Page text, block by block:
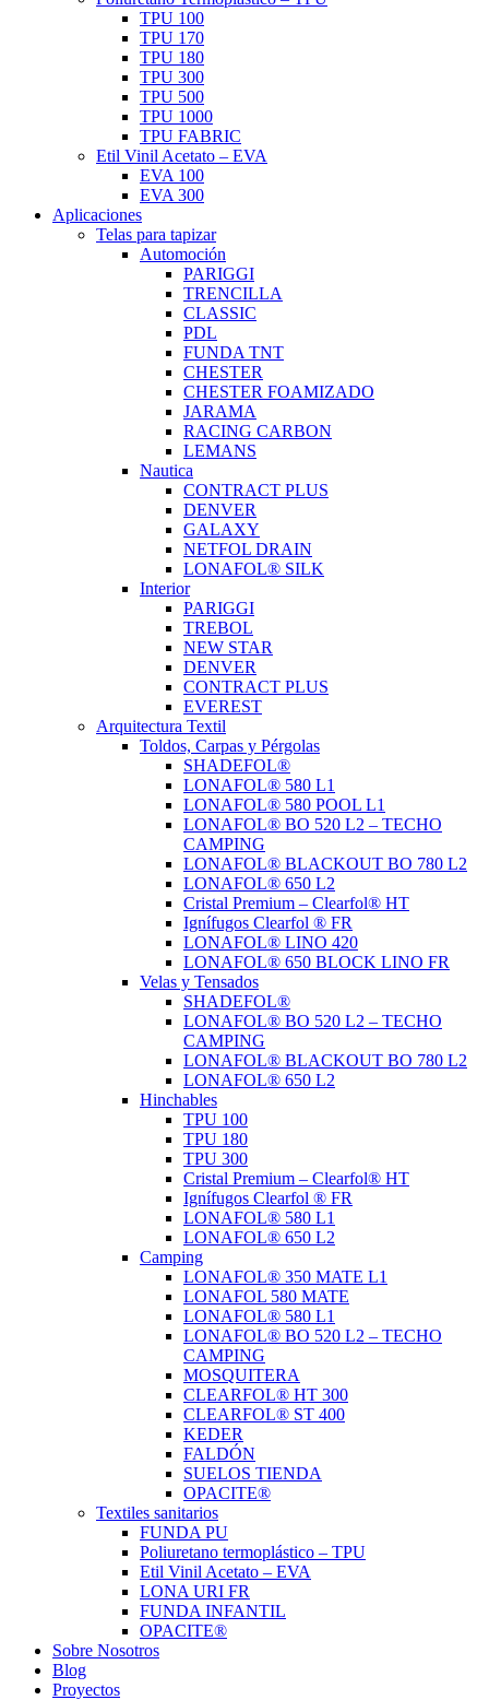
TPU 100
TPU 170
TPU 180
TPU 300
TPU 500
TPU 1000
TPU FABRIC
Etil Vinil Acetato – EVA
EVA 100
EVA 300
Aplicaciones
Telas para tapizar
Automoción
PARIGGI
TRENCILLA
CLASSIC
PDL
FUNDA TNT
CHESTER
CHESTER FOAMIZADO
JARAMA
RACING CARBON
LEMANS
Nautica
CONTRACT PLUS
DENVER
GALAXY
NETFOL DRAIN
LONAFOL® SILK
Interior
PARIGGI
TREBOL
NEW STAR
DENVER
CONTRACT PLUS
EVEREST
Arquitectura Textil
Toldos, Carpas y Pérgolas
SHADEFOL®
LONAFOL® 580 L1
LONAFOL® 580 POOL L1
LONAFOL® BO 520 L2 – TECHO
CAMPING
LONAFOL® BLACKOUT BO 780 L2
LONAFOL® 650 L2
Cristal Premium – Clearfol® HT
Ignífugos Clearfol ® FR
LONAFOL® LINO 420
LONAFOL® 650 BLOCK LINO FR
Velas y Tensados
SHADEFOL®
LONAFOL® BO 520 L2 – TECHO
CAMPING
LONAFOL® BLACKOUT BO 780 L2
LONAFOL® 650 L2
Hinchables
TPU 100
TPU 180
TPU 300
Cristal Premium – Clearfol® HT
Ignífugos Clearfol ® FR
LONAFOL® 580 L1
LONAFOL® 650 L2
Camping
LONAFOL® 350 MATE L1
LONAFOL 580 MATE
LONAFOL® 580 L1
LONAFOL® BO 520 L2 – TECHO
CAMPING
MOSQUITERA
CLEARFOL® HT 300
CLEARFOL® ST 400
KEDER
FALDÓN
SUELOS TIENDA
OPACITE®
Textiles sanitarios
FUNDA PU
Poliuretano termoplástico – TPU
Etil Vinil Acetato – EVA
LONA URI FR
FUNDA INFANTIL
OPACITE®
Sobre Nosotros
Blog
Proyectos